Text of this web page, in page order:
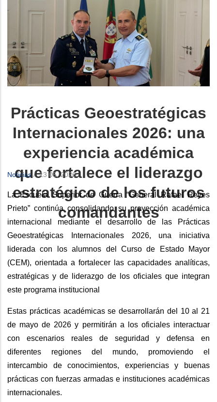
Prácticas Geoestratégicas
Internacionales 2026: una
experiencia académica
que fortalece el liderazgo
estratégico de los futuros
comandantes
Noticias / 13 05, 2026
La Escuela Superior de Guerra “General Rafael Reyes
Prieto” continúa consolidando su proyección académica
internacional mediante el desarrollo de las Prácticas
Geoestratégicas Internacionales 2026, una iniciativa
liderada con los alumnos del Curso de Estado Mayor
(CEM), orientada a fortalecer las capacidades analíticas,
estratégicas y de liderazgo de los oficiales que integran
este programa institucional
Estas prácticas académicas se desarrollarán del 10 al 21
de mayo de 2026 y permitirán a los oficiales interactuar
con escenarios reales de seguridad y defensa en
diferentes regiones del mundo, promoviendo el
intercambio de conocimientos, experiencias y buenas
prácticas con fuerzas armadas e instituciones académicas
internacionales.